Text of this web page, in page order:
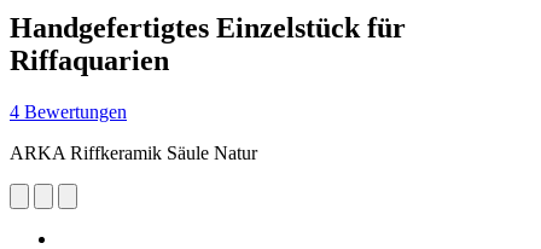
Handgefertigtes Einzelstück für
Riffaquarien
4 Bewertungen
ARKA Riffkeramik Säule Natur